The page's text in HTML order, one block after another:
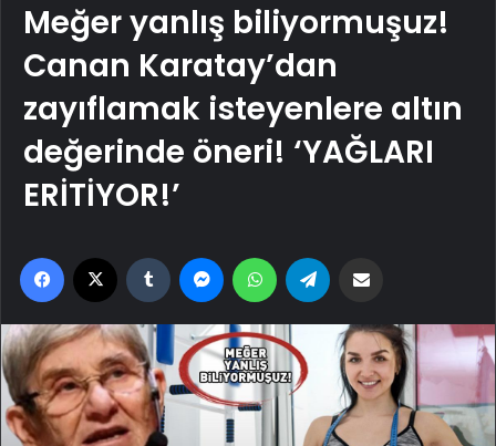
Meğer yanlış biliyormuşuz!
Canan Karatay’dan
zayıflamak isteyenlere altın
değerinde öneri! ‘YAĞLARI
ERİTİYOR!’
Facebook Tumblr MessengerWhatsApp